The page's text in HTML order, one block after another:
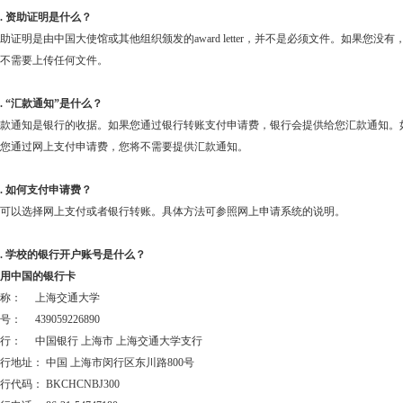
资助证明是什么？
证明是由中国大使馆或其他组织颁发的award letter ，并不是必须文件。如果您没有
需要上传任何文件。
“汇款通知”是什么？
通知是银行的收据。如果您通过银行转账支付申请费，银行会提供给您汇款通知。
通过网上支付申请费，您将不需要提供汇款通知。
如何支付申请费？
以选择网上支付或者银行转账。具体方法可参照网上申请系统的说明。
学校的银行开户账号是什么？
中国的银行卡
： 上海交通大学
： 439059226890
： 中国银行 上海市 上海交通大学支行
地址： 中国 上海市闵行区东川路800号
代码： BKCHCNBJ300